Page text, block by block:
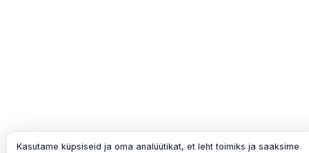
Kasutame küpsiseid ja oma analüütikat, et leht toimiks ja saaksime